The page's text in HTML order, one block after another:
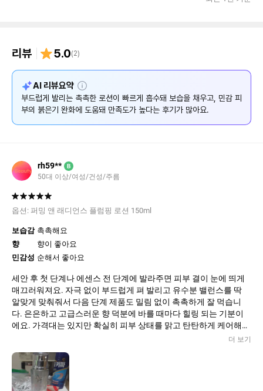
리뷰 5.0(2)
AI 리뷰요약 설
명
부드럽게 발리는 촉촉한 로션이 빠르게 흡수돼 보습을 채우고, 민감 피
부의 붉은기 완화에 도움돼 만족도가 높다는 후기가 많아요.
rh59** B
50대 이상/여성/건성/주름
옵션: 퍼밍 앤 래디언스 플럼핑 로션 150ml
보습감 촉촉해요
향
향이 좋아요
민감성 순해서 좋아요
세안 후 첫 단계나 에센스 전 단계에 발라주면 피부 결이 눈에 띄게
매끄러워져요. 자극 없이 부드럽게 펴 발리고 유수분 밸런스를 딱
알맞게 맞춰줘서 다음 단계 제품도 밀림 없이 촉촉하게 잘 먹습니
다. 은은하고 고급스러운 향 덕분에 바를 때마다 힐링 되는 기분이
에요. 가격대는 있지만 확실히 피부 상태를 맑고 탄탄하게 케어해
더 보기